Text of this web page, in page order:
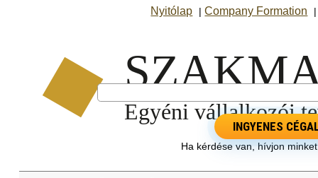
Nyitólap |Company Formation
INGYENES
Ha kérdése van, hívjon